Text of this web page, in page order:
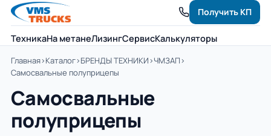
ТехникаНа метанеЛизингСервисКалькуляторы
Получить КП
Главная›Каталог›БРЕНДЫ ТЕХНИКИ›ЧМЗАП›
Самосвальные полуприцепы
Самосвальные
полуприцепы